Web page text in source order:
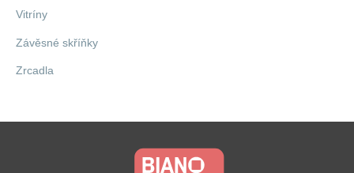
Vitríny
Závěsné skříňky
Zrcadla